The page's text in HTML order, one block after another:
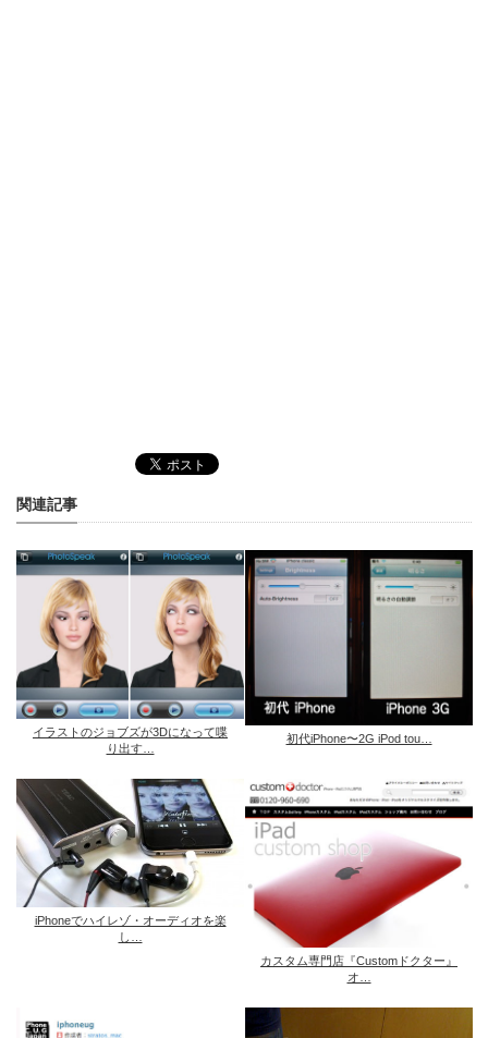
関連記事
イラストのジョブズが3Dになって喋
り出す…
初代iPhone〜2G iPod tou…
iPhoneでハイレゾ・オーディオを楽
し…
カスタム専門店『Customドクター』
オ…